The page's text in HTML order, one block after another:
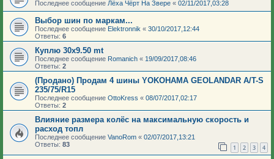
Последнее сообщение Лёха Чёрт На Звере « 02/11/2017,03:28
Выбор шин по маркам...
Последнее сообщение Elektronnik « 30/10/2017,12:44
Ответы: 6
Куплю 30x9.50 mt
Последнее сообщение Romanich « 19/09/2017,08:46
Ответы: 2
(Продано) Продам 4 шины YOKOHAMA GEOLANDAR A/T-S
235/75/R15
Последнее сообщение OttoKress « 08/07/2017,02:17
Ответы: 2
Влияние размера колёс на максимальную скорость и
расход топл
Последнее сообщение VanoRom « 02/07/2017,13:21
Ответы: 83 1 2 3 4